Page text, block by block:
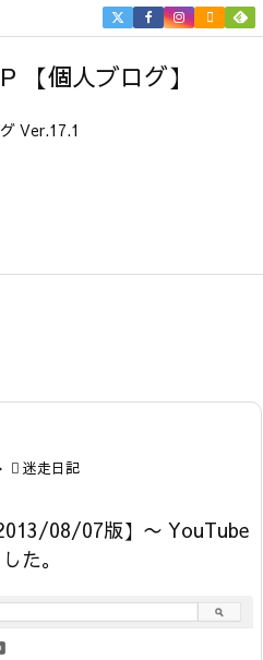
【個人ブログ】
Ver.17.1


 迷走日記
08/07版】〜 YouTube
た。